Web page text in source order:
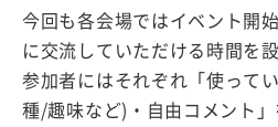
今回も各会場ではイベント開
に交流していただける時間を
参加者にはそれぞれ「使って
種/趣味など)・自由コメント